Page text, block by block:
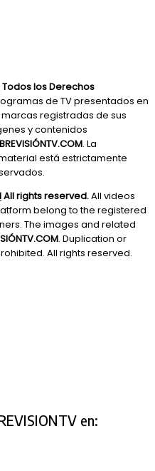
Todos los Derechos
de TV presentados en
registradas de sus
y contenidos
. La
está estrictamente
All rights reserved.All videos
belong to the registered
The images and related
. Duplication or
All rights reserved.
en: